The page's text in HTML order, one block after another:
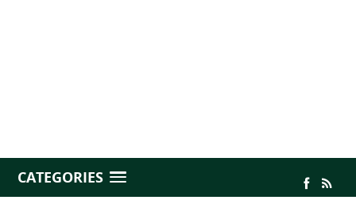
CATEGORIES